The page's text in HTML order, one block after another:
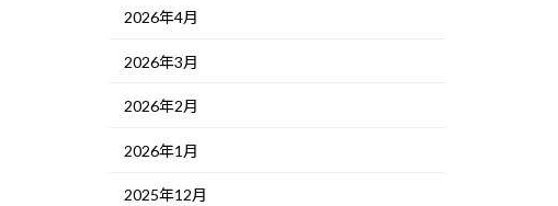
2026年4月
2026年3月
2026年2月
2026年1月
2025年12月